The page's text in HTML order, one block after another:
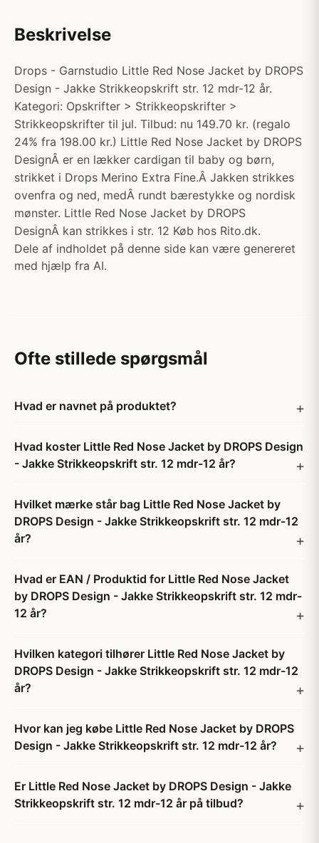
Beskrivelse
Drops - Garnstudio Little Red Nose Jacket by DROPS
Design - Jakke Strikkeopskrift str. 12 mdr-12 år.
Kategori: Opskrifter > Strikkeopskrifter >
Strikkeopskrifter til jul. Tilbud: nu 149.70 kr. (regalo
24% fra 198.00 kr.) Little Red Nose Jacket by DROPS
DesignÂ er en lækker cardigan til baby og børn,
strikket i Drops Merino Extra Fine.Â Jakken strikkes
ovenfra og ned, medÂ rundt bærestykke og nordisk
mønster. Little Red Nose Jacket by DROPS
DesignÂ kan strikkes i str. 12 Køb hos Rito.dk.
Dele af indholdet på denne side kan være genereret
med hjælp fra AI.
Ofte stillede spørgsmål
Hvad er navnet på produktet?
Hvad koster Little Red Nose Jacket by DROPS Design
- Jakke Strikkeopskrift str. 12 mdr-12 år?
Hvilket mærke står bag Little Red Nose Jacket by
DROPS Design - Jakke Strikkeopskrift str. 12 mdr-12
år?
Hvad er EAN / Produktid for Little Red Nose Jacket
by DROPS Design - Jakke Strikkeopskrift str. 12 mdr-
12 år?
Hvilken kategori tilhører Little Red Nose Jacket by
DROPS Design - Jakke Strikkeopskrift str. 12 mdr-12
år?
Hvor kan jeg købe Little Red Nose Jacket by DROPS
Design - Jakke Strikkeopskrift str. 12 mdr-12 år?
Er Little Red Nose Jacket by DROPS Design - Jakke
Strikkeopskrift str. 12 mdr-12 år på tilbud?